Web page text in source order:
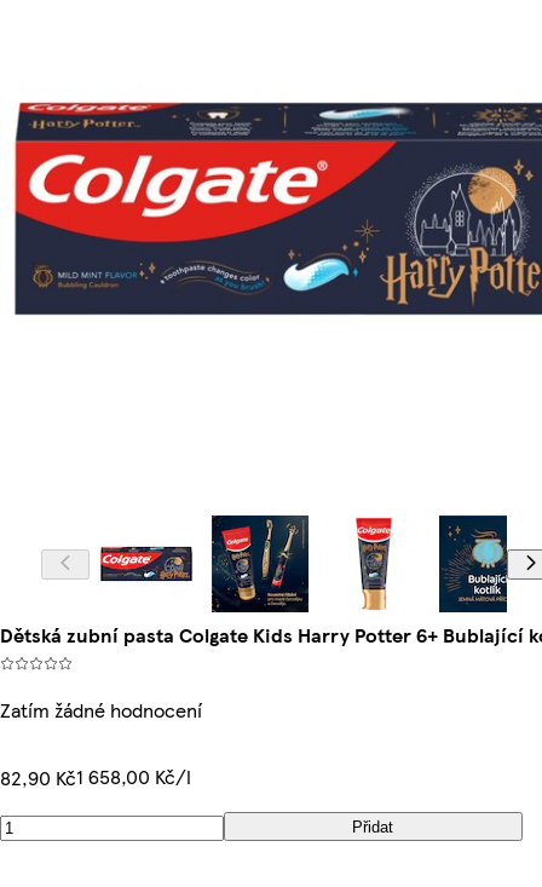
Dětská zubní pasta Colgate Kids Harry Potter 6+ Bublající
Zatím žádné hodnocení
82,90 Kč1 658,00 Kč/l
Přidat